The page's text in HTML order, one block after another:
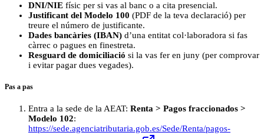
DNI/NIE físic per si vas al banc o a cita presencial.
Justificant del Modelo 100 (PDF de la teva declaració) per
treure el número de justificante.
Dades bancàries (IBAN) d’una entitat col·laboradora si fas
càrrec o pagues en finestreta.
Resguard de domiciliació si la vas fer en juny (per comprovar
i evitar pagar dues vegades).
Pas a pas
Entra a la sede de la AEAT: Renta > Pagos fraccionados >
Modelo 102:
https://sede.agenciatributaria.gob.es/Sede/Renta/pagos-